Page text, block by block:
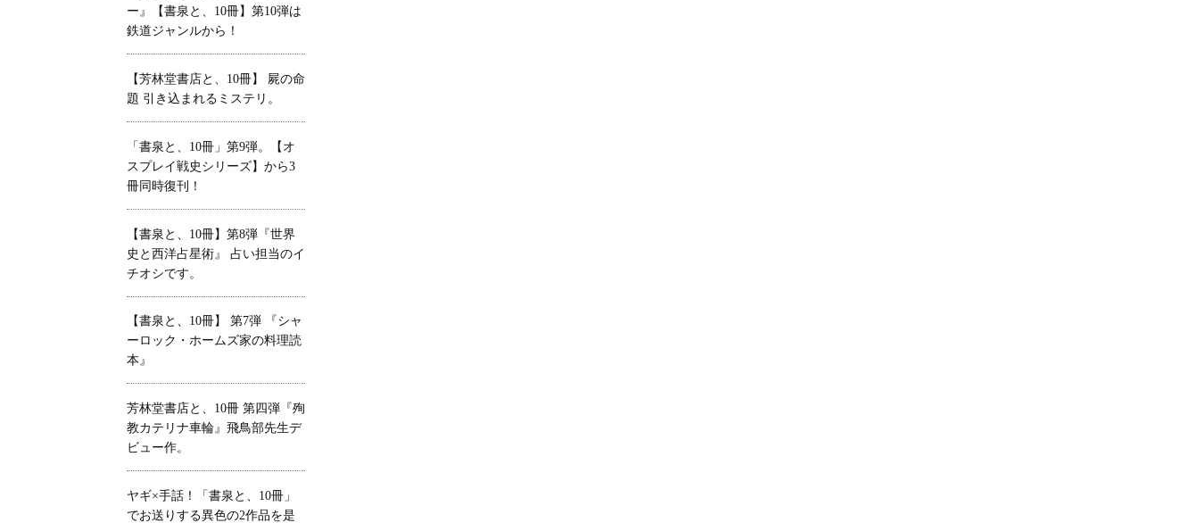
ー』【書泉と、10冊】第10弾は
鉄道ジャンルから！
【芳林堂書店と、10冊】 屍の命
題 引き込まれるミステリ。
「書泉と、10冊」第9弾。【オ
スプレイ戦史シリーズ】から3
冊同時復刊！
【書泉と、10冊】第8弾『世界
史と西洋占星術』 占い担当のイ
チオシです。
【書泉と、10冊】 第7弾 『シャ
ーロック・ホームズ家の料理読
本』
芳林堂書店と、10冊 第四弾『殉
教カテリナ車輪』飛鳥部先生デ
ビュー作。
ヤギ×手話！「書泉と、10冊」
でお送りする異色の2作品を是